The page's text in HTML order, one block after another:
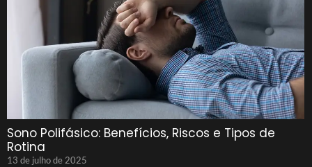
Sono Polifásico: Benefícios, Riscos e Tipos de
Rotina
13 de julho de 2025